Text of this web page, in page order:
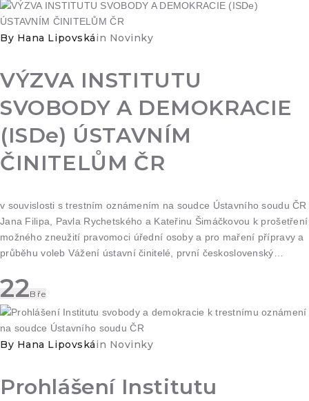
By Hana Lipovskáin Novinky
VÝZVA INSTITUTU
SVOBODY A DEMOKRACIE
(ISDe) ÚSTAVNÍM
ČINITELŮM ČR
v souvislosti s trestním oznámením na soudce Ústavního soudu ČR
Jana Filipa, Pavla Rychetského a Kateřinu Šimáčkovou k prošetření
možného zneužití pravomoci úřední osoby a pro maření přípravy a
průběhu voleb Vážení ústavní činitelé, první československý…
22Bře
By Hana Lipovskáin Novinky
Prohlášení Institutu